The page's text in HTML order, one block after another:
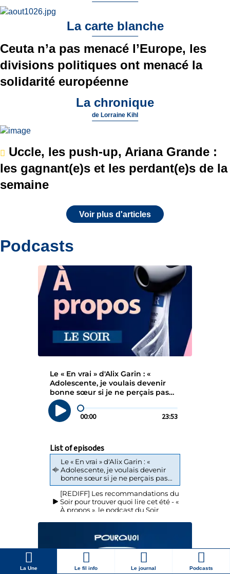
La Une Le fil info Le journal Podcasts
La carte blanche
Ceuta n’a pas menacé l’Europe, les
divisions politiques ont menacé la
solidarité européenne
La chronique
de Lorraine Kihl
Uccle, les push-up, Ariana Grande :
les gagnant(e)s et les perdant(e)s de la
semaine
Voir plus d'articles
Podcasts